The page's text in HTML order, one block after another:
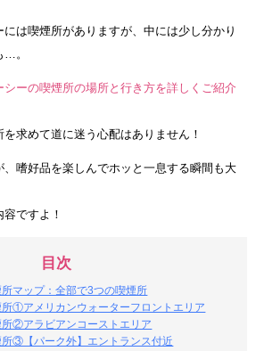
は喫煙所がありますが、中には少し分かり
…。
ーの喫煙所の場所と行き方を詳しくご紹介
求めて道に迷う心配はありません！
嗜好品を楽しんでホッと一息する瞬間も大
ですよ！
目次
マップ：全部で3つの喫煙所
①アメリカンウォーターフロントエリア
②アラビアンコーストエリア
③【パーク外】エントランス付近